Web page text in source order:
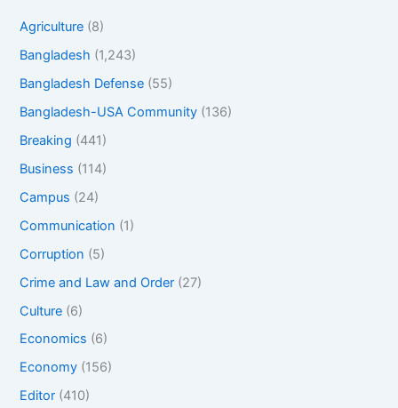
Agriculture (8)
Bangladesh (1,243)
Bangladesh Defense (55)
Bangladesh-USA Community (136)
Breaking (441)
Business (114)
Campus (24)
Communication (1)
Corruption (5)
Crime and Law and Order (27)
Culture (6)
Economics (6)
Economy (156)
Editor (410)